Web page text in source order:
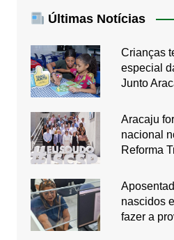
Últimas Notícias
Crianças
especial
Junto
Aracaju
nacional
Reforma
nascidos
fazer a